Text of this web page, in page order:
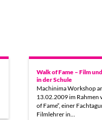
Walk of Fame – Film
in der Schule
Machinima Workshop
13.02.2009 im Rahmen
of Fame“, einer
Filmlehrer in…